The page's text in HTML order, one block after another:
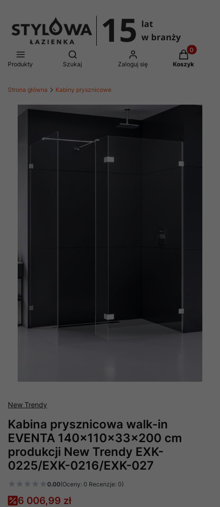
Produkty
Otwórz wyszukiwarkę
Szukaj Zaloguj się
Produkty
Koszyk
Strona główna Kabiny prysznicowe
New Trendy
Kabina prysznicowa walk-in
EVENTA 140x110x33x200 cm
produkcji New Trendy EXK-
0225/EXK-0216/EXK-027
0.00(Oceny: 0 Recenzje: 0)
6 006,99 zł